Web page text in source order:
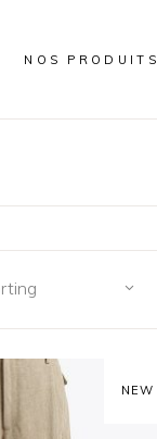
NOS PRODUITS
SALE
NEW